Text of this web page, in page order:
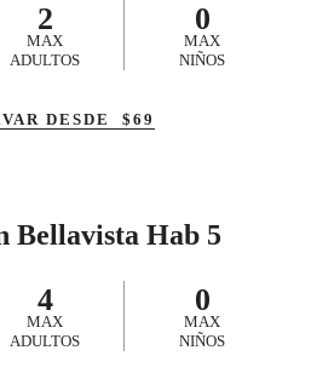
2
MAX
ADULTOS
0
MAX
NIÑOS
DESDE $ 69
Bellavista Hab 5
4
MAX
ADULTOS
0
MAX
NIÑOS